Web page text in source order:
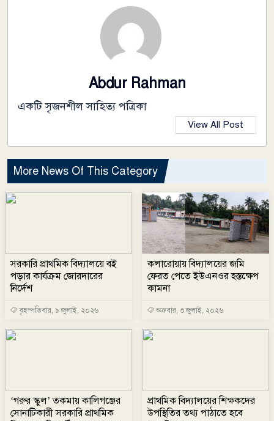
Abdur Rahman
একটি সৃজনশীল সাহিত্য পত্রিকা
View All Post
More News Of This Category
সরকারি প্রাথমিক বিদ্যালয়ে বই
পড়ার কার্যক্রম জোরদারের
নির্দেশ
বৃহস্পতিবার, ৯ জুলাই, ২০২৬
কলারোয়ায় বিদ্যালয়ের জমি
ফেরত পেতে ইউএনওর হস্তক্ষেপ
কামনা
শুক্রবার, ৩ জুলাই, ২০২৬
‘গরুর স্কুল’ তকমায় কালিগঞ্জের
সোনাটিকারী সরকারি প্রাথমিক
প্রাথমিক বিদ্যালয়ের শিক্ষকদের
উপস্থিতির তথ্য পাঠাতে হবে